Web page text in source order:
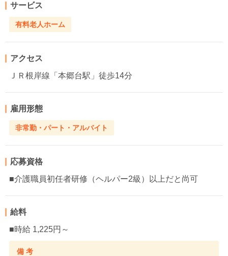
サービス
有料老人ホーム
アクセス
ＪＲ根岸線「本郷台駅」徒歩14分
雇用形態
非常勤・パート・アルバイト
応募資格
■介護職員初任者研修（ヘルパー2級）以上だと尚可
給料
■時給 1,225円～
備 考